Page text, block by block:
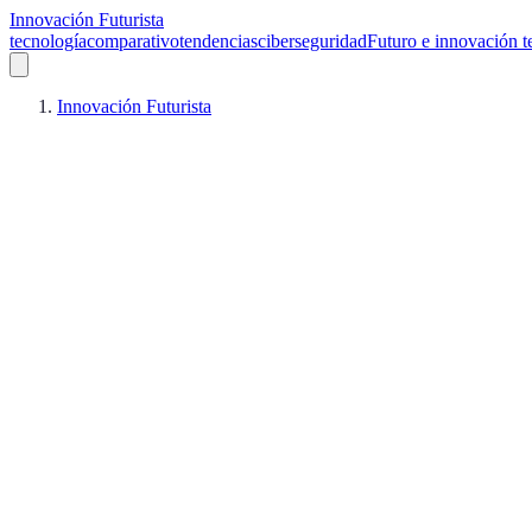
Innovación Futurista
tecnologíacomparativotendenciasciberseguridadFuturo e innovación
Innovación Futurista